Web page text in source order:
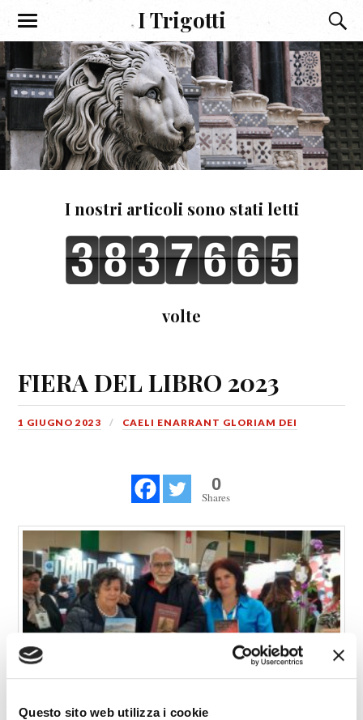
Questo sito web utilizza i cookie
I Trigotti
I nostri articoli sono stati letti
volte
FIERA DEL LIBRO 2023
1 GIUGNO 2023 CAELI ENARRANT GLORIAM DEI
0
Shares